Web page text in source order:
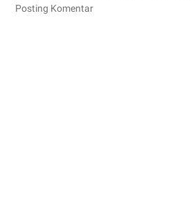
Posting Komentar